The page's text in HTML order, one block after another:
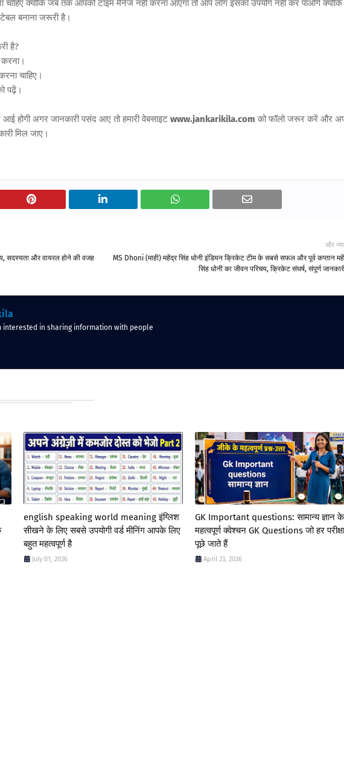
क्योंकि जब तक आपको टाइम मैनेज नहीं करना आएगा तो आप लोग इसका उपयोग नहीं कर पाओगे क्योंकि
बनाना जरूरी है।
है?
चाहिए।
पढ़ें।
होगी अगर जानकारी पसंद आए तो हमारी वेबसाइट www.jankarikila.com को फॉलो जरूर करें और
मिल जाए।
और नया
MS Dhoni (माही) महेंद्र सिंह धोनी इंडियन क्रिकेट टीम के सबसे सफल और पूर्व कप्तान
सिंह धोनी का जीवन परिचय, क्रिकेट संघर्ष, संपूर्ण
सदस्यता और वायरल होने की वजह
interested in sharing information with people
english speaking world meaning इंग्लिश
सीखने के लिए सबसे उपयोगी वर्ड मीनिंग आपके लिए
बहुत महत्वपूर्ण है
July 01, 2026
GK Important questions: सामान्य ज्ञान के
महत्वपूर्ण क्वेश्चन GK Questions जो हर
पूछे जाते हैं
April 23, 2026